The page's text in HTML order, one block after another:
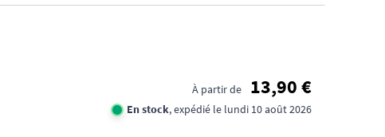
À partir de 13,90 €
En stock, expédié le lundi 10 août 2026